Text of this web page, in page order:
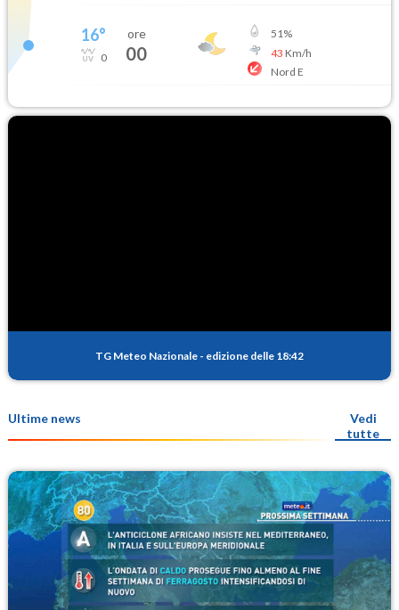
16°
0
ore
00
51%
43 Km/h
Nord E
TG Meteo Nazionale - edizione delle 18:42
Ultime news
Vedi
tutte